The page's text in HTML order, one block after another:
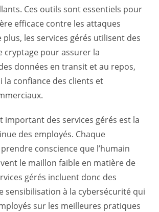
Ces outils sont essentiels pour
efficace contre les attaques
les services gérés utilisent des
cryptage pour assurer la
données en transit et au repos,
la confiance des clients et
important des services gérés est la
des employés. Chaque
conscience que l’humain
le maillon faible en matière de
gérés incluent donc des
sensibilisation à la cybersécurité qui
sur les meilleures pratiques